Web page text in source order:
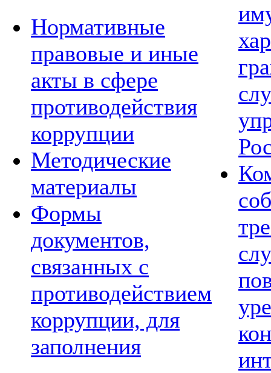
Нормативные
правовые и иные
акты в сфере
противодействия
коррупции
Методические
материалы
Формы
документов,
связанных с
противодействием
коррупции, для
заполнения